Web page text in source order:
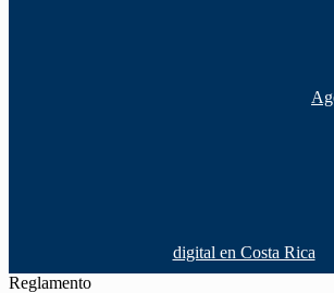
digital en Costa Rica
Reglamento